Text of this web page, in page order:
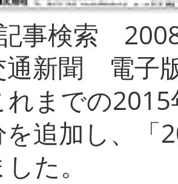
事検索
新聞 電子
れまでの
を追加し、「
まし